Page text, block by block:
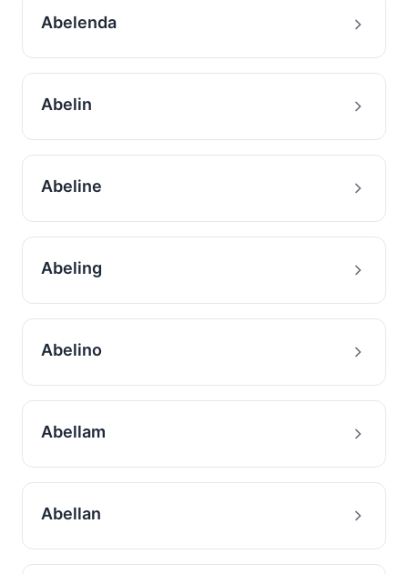
Abelenda
Abelin
Abeline
Abeling
Abelino
Abellam
Abellan